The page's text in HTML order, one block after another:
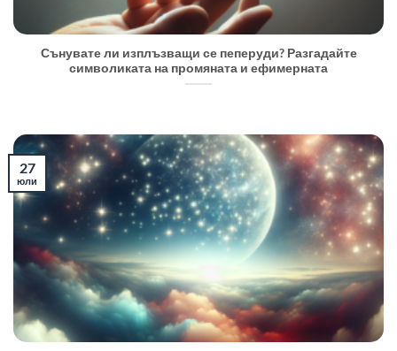
Сънувате ли изплъзващи се пеперуди? Разгадайте
символиката на промяната и ефимерната
27
юли